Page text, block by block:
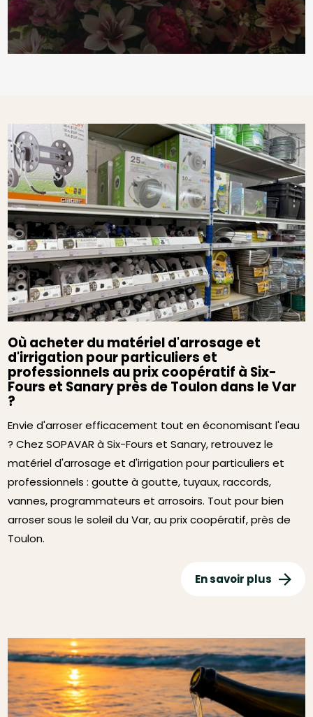
Où acheter du matériel d'arrosage et
d'irrigation pour particuliers et
professionnels au prix coopératif à Six-
Fours et Sanary près de Toulon dans le Var
?
Envie d'arroser efficacement tout en économisant l'eau
? Chez SOPAVAR à Six-Fours et Sanary, retrouvez le
matériel d'arrosage et d'irrigation pour particuliers et
professionnels : goutte à goutte, tuyaux, raccords,
vannes, programmateurs et arrosoirs. Tout pour bien
arroser sous le soleil du Var, au prix coopératif, près de
Toulon.
En savoir plus